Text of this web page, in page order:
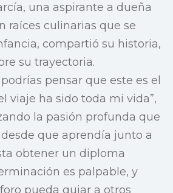
una aspirante a dueña
raíces culinarias que se
compartió su historia,
su trayectoria.
pensar que este es el
viaje ha sido toda mi vida”,
la pasión profunda que
que aprendía junto a
obtener un diploma
es palpable, y
pueda guiar a otros